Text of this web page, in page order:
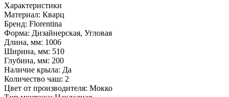
Характеристики
Материал: Кварц
Бренд: Florentina
Форма: Дизайнерская, Угловая
Длина, мм: 1006
Ширина, мм: 510
Глубина, мм: 200
Наличие крыла: Да
Количество чаш: 2
Цвет от производителя: Мокко